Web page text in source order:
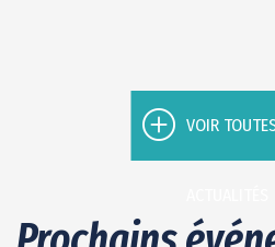
VOIR